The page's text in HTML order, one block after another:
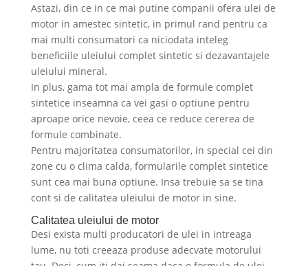
Astazi, din ce in ce mai putine companii ofera ulei de
motor in amestec sintetic, in primul rand pentru ca
mai multi consumatori ca niciodata inteleg
beneficiile uleiului complet sintetic si dezavantajele
uleiului mineral.
In plus, gama tot mai ampla de formule complet
sintetice inseamna ca vei gasi o optiune pentru
aproape orice nevoie, ceea ce reduce cererea de
formule combinate.
Pentru majoritatea consumatorilor, in special cei din
zone cu o clima calda, formularile complet sintetice
sunt cea mai buna optiune. Insa trebuie sa se tina
cont si de calitatea uleiului de motor in sine.
Calitatea uleiului de motor
Desi exista multi producatori de ulei in intreaga
lume, nu toti creeaza produse adecvate motorului